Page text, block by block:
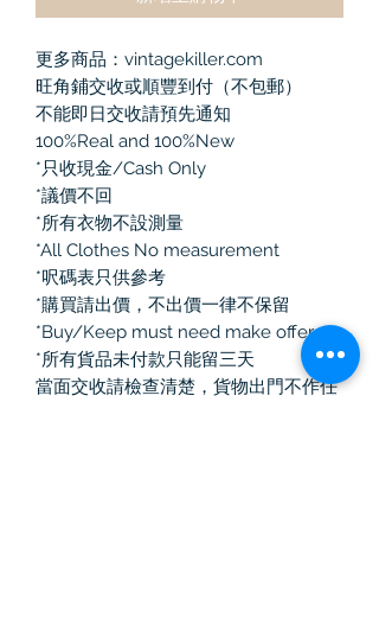
更多商品：vintagekiller.com
旺角鋪交收或順豐到付（不包郵）
不能即日交收請預先通知
100%Real and 100%New
*只收現金/Cash Only
*議價不回
*所有衣物不設測量
*All Clothes No measurement
*呎碼表只供參考
*購買請出價，不出價一律不保留
*Buy/Keep must need make offer
*所有貨品未付款只能留三天
當面交收請檢查清楚，貨物出門不作任